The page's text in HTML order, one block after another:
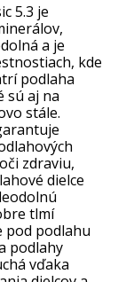
5.3 je
a je
kde
podlaha
sú aj na
stále.
zdraviu,
dielce
tlmí
pod podlahu
podlahy
vďaka